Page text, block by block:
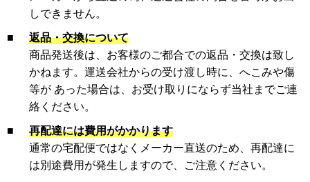
しできません。
■
返品・交換について
商品発送後は、お客様のご都合での返品・交換は致し
かねます。運送会社からの受け渡し時に、へこみや傷
等が あった場合は、お受け取りにならず当社までご連
絡ください。
■
再配達には費用がかかります
通常の宅配便ではなくメーカー直送のため、再配達に
は別途費用が発生しますので、ご注意ください。